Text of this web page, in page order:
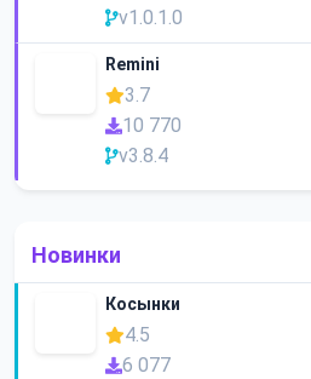
v1.0.1.0
Remini
3.7
10 770
v3.8.4
Новинки
Косынки
4.5
6 077